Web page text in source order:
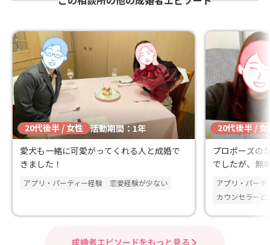
20代後半 / 女性 活動期間：1年
愛犬も一緒に可愛がってくれる人と成婚で
きました！
アプリ・パーティー経験 恋愛経験が少ない
20代後半 / 女
プロポーズの
でしたが、無
アプリ・パーテ
カウンセラーと
成婚者エピソードをもっと見る